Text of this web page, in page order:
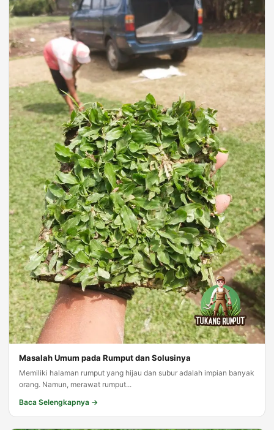
Masalah Umum pada Rumput dan Solusinya
Memiliki halaman rumput yang hijau dan subur adalah impian banyak
orang. Namun, merawat rumput...
Baca Selengkapnya →